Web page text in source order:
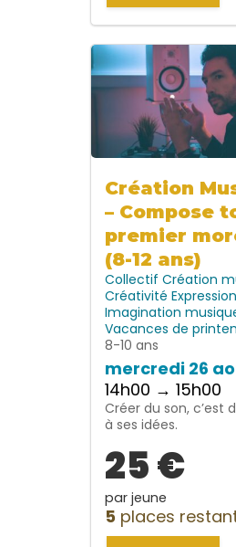
Création
– Compose
premier
(8-12 ans)
Collectif Création
Créativité Expression
Imagination
Vacances de
8-10 ans
mercredi 26
14h00 → 15h00
Créer du son, c’est
à ses idées.
25 €
par jeune
5 places